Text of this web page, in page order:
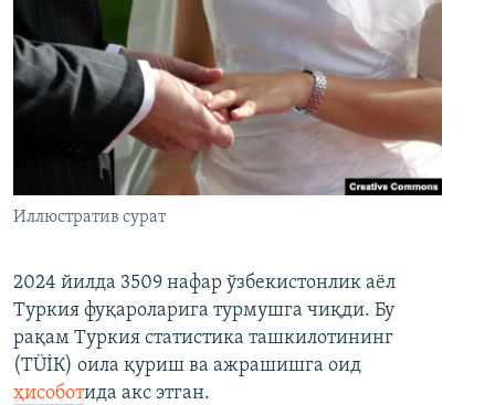
Иллюстратив сурат
2024 йилда 3509 нафар ўзбекистонлик аёл
Туркия фуқароларига турмушга чиқди. Бу
рақам Туркия статистика ташкилотининг
(ТÜİК) оила қуриш ва ажрашишга оид
ҳисоботида акс этган.